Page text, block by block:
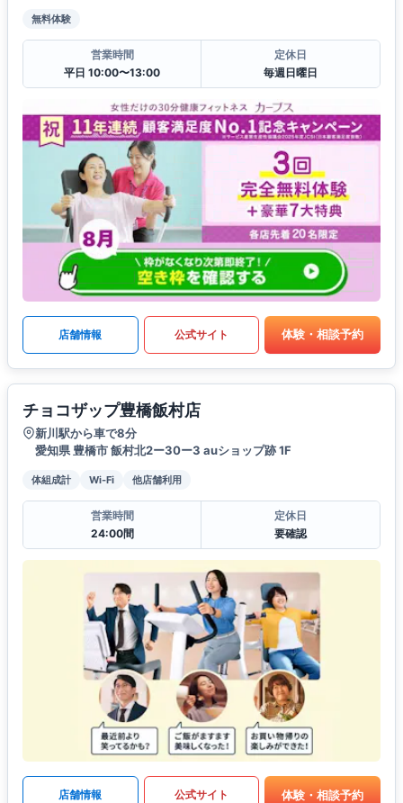
無料体験
営業時間
平日 10:00〜13:00
定休日
毎週日曜日
店舗情報 公式サイト 体験・相談予約
チョコザップ豊橋飯村店
新川駅から車で8分
愛知県 豊橋市 飯村北2ー30ー3 auショップ跡 1F
体組成計 Wi-Fi 他店舗利用
営業時間
24:00間
定休日
要確認
店舗情報 公式サイト 体験・相談予約